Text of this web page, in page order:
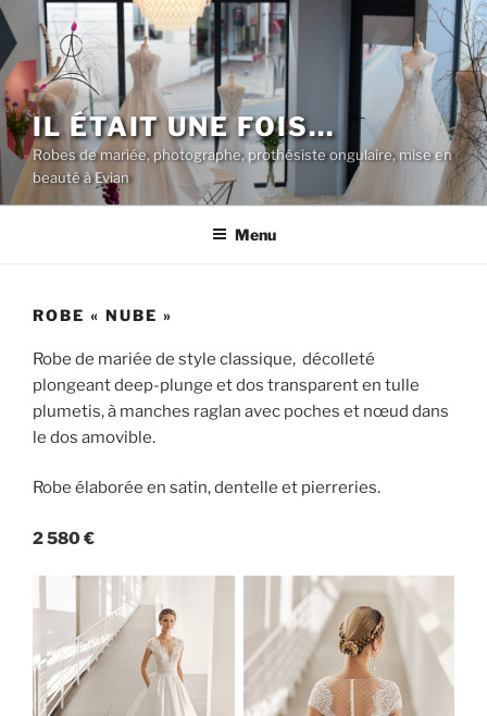
Aller
au
contenu
principal
IL ÉTAIT UNE FOIS…
Robes de mariée, photographe, prothésiste ongulaire, mise en
beauté à Evian
Menu
ROBE « NUBE »
Robe de mariée de style classique, décolleté
plongeant deep-plunge et dos transparent en tulle
plumetis, à manches raglan avec poches et nœud dans
le dos amovible.
Robe élaborée en satin, dentelle et pierreries.
2 580 €